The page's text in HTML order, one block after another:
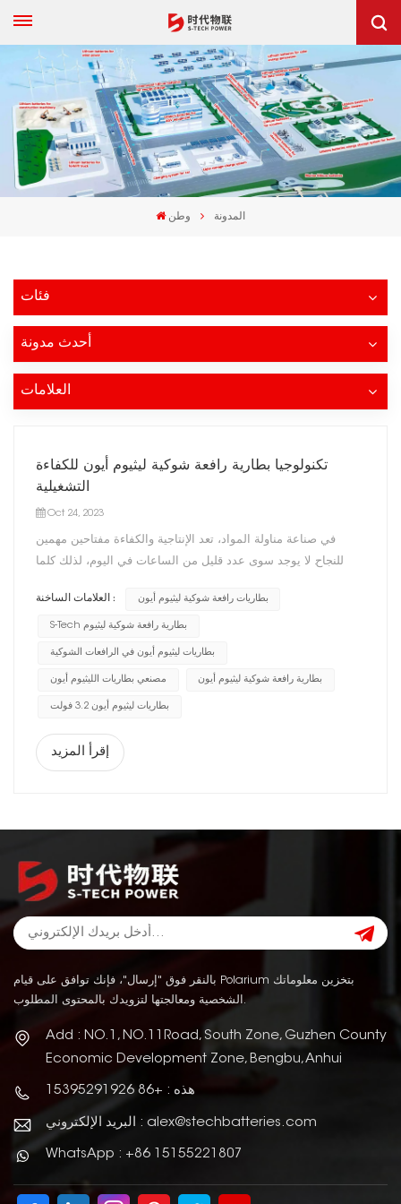
وطن المدونة
فئات
أحدث مدونة
العلامات
تكنولوجيا بطارية رافعة شوكية ليثيوم أيون للكفاءة
التشغيلية
Oct 24, 2023
في صناعة مناولة المواد، تعد الإنتاجية والكفاءة مفتاحين مهمين
للنجاح. لا يوجد سوى عدد قليل من الساعات في اليوم، لذلك كلما
تكتسب ميزة تنافسية. بالنسبة لبعض العمليات، وخاصة تجهيز الأغذية،
العلامات الساخنة : بطاريات رافعة شوكية ليثيوم أيون
S-Tech بطارية رافعة شوكية ليثيوم
بطاريات ليثيوم أيون في الرافعات الشوكية
مصنعي بطاريات الليثيوم أيون بطارية رافعة شوكية ليثيوم أيون
بطاريات ليثيوم أيون 3.2 فولت
إقرأ المزيد
بالنقر فوق "إرسال"، فإنك توافق على قيام Polarium بتخزين معلوماتك
الشخصية ومعالجتها لتزويدك بالمحتوى المطلوب.
Add : NO.1, NO.11Road, South Zone, Guzhen County
Economic Development Zone, Bengbu, Anhui
هذه : +86 15395291926
البريد الإلكتروني : alex@stechbatteries.com
WhatsApp : +86 15155221807